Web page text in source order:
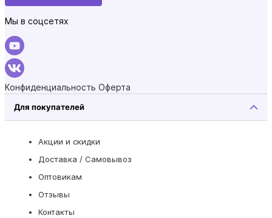
Мы в соцсетях
Конфиденциальность Оферта
Для покупателей
Акции и скидки
Доставка / Самовывоз
Оптовикам
Отзывы
Контакты